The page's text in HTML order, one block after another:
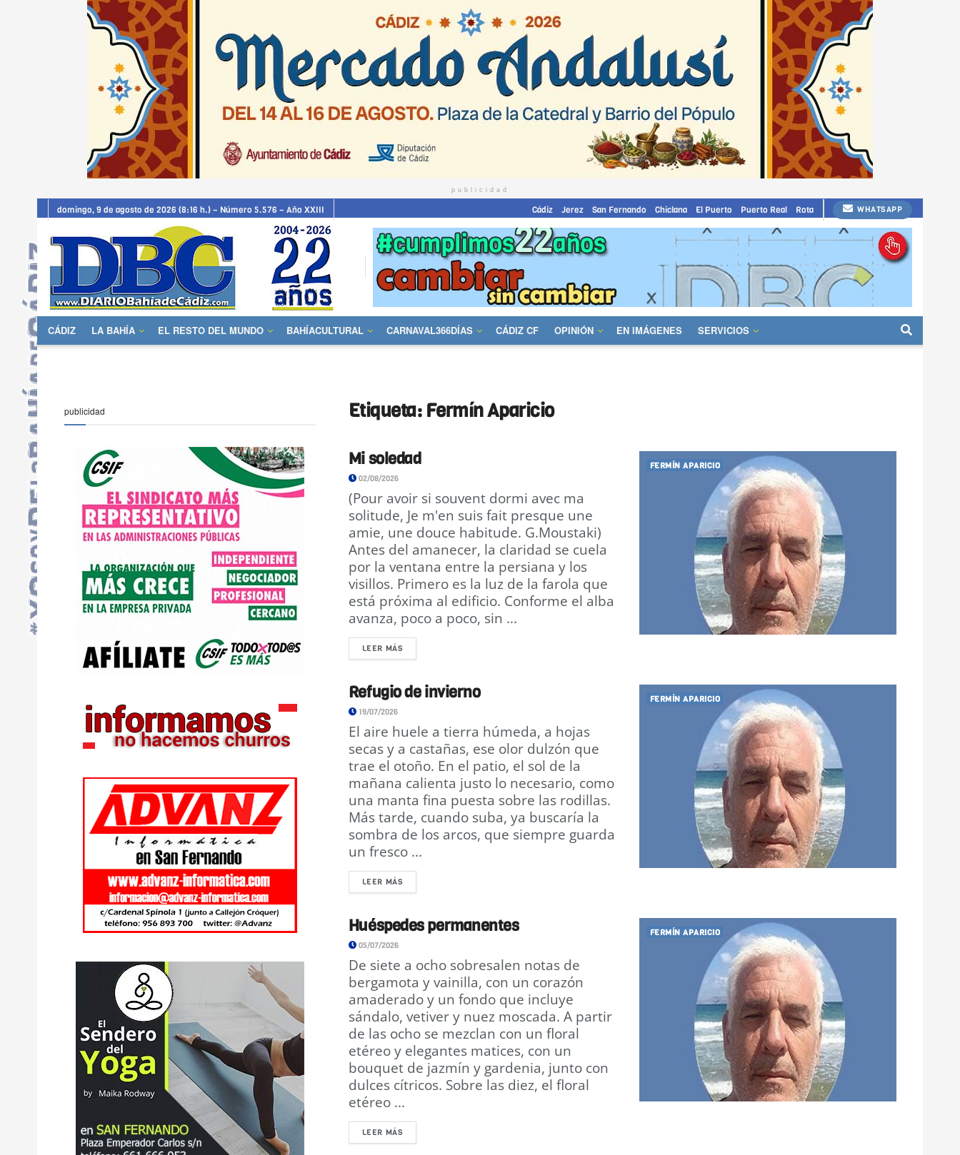
publicidad
domingo, 9 de agosto de 2026 (8:16 h.) – Número 5.576 – Año XXIII Cádiz Jerez San Fernando Chiclana El Puerto Puerto Real Rota WHATSAPP
CÁDIZ LA BAHÍA EL RESTO DEL MUNDO BAHÍACULTURAL CARNAVAL366DÍAS CÁDIZ CF OPINIÓN EN IMÁGENES SERVICIOS
Etiqueta: Fermín Aparicio
FERMÍN APARICIO
Mi soledad
02/08/2026
(Pour avoir si souvent dormi avec ma
solitude, Je m'en suis fait presque une
amie, une douce habitude. G.Moustaki)
Antes del amanecer, la claridad se cuela
por la ventana entre la persiana y los
visillos. Primero es la luz de la farola que
está próxima al edificio. Conforme el alba
avanza, poco a poco, sin ...
LEER MÁS
FERMÍN APARICIO
Refugio de invierno
19/07/2026
El aire huele a tierra húmeda, a hojas
secas y a castañas, ese olor dulzón que
trae el otoño. En el patio, el sol de la
mañana calienta justo lo necesario, como
una manta fina puesta sobre las rodillas.
Más tarde, cuando suba, ya buscaría la
sombra de los arcos, que siempre guarda
un fresco ...
LEER MÁS
FERMÍN APARICIO
Huéspedes permanentes
05/07/2026
De siete a ocho sobresalen notas de
bergamota y vainilla, con un corazón
amaderado y un fondo que incluye
sándalo, vetiver y nuez moscada. A partir
de las ocho se mezclan con un floral
etéreo y elegantes matices, con un
bouquet de jazmín y gardenia, junto con
dulces cítricos. Sobre las diez, el floral
etéreo ...
LEER MÁS
publicidad